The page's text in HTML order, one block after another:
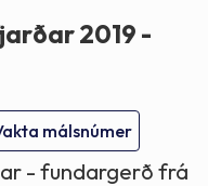
2019 -
málsnúmer
- fundargerð frá